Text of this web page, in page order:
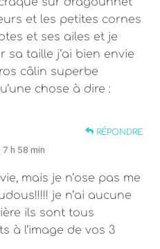
et les petites cornes
et ses ailes et je
sa taille j’ai bien envie
câlin superbe
chose à dire :
RÉPONDRE
7 h 58 min
mais je n’ose pas me
je n’ai aucune
ils sont tous
à l’image de vos 3